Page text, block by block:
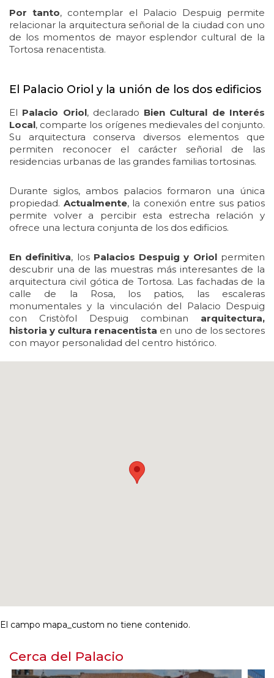
Por tanto, contemplar el Palacio Despuig permite
relacionar la arquitectura señorial de la ciudad con uno
de los momentos de mayor esplendor cultural de la
Tortosa renacentista.
El Palacio Oriol y la unión de los dos edificios
El Palacio Oriol, declarado Bien Cultural de Interés
Local, comparte los orígenes medievales del conjunto.
Su arquitectura conserva diversos elementos que
permiten reconocer el carácter señorial de las
residencias urbanas de las grandes familias tortosinas.
Durante siglos, ambos palacios formaron una única
propiedad. Actualmente, la conexión entre sus patios
permite volver a percibir esta estrecha relación y
ofrece una lectura conjunta de los dos edificios.
En definitiva, los Palacios Despuig y Oriolpermiten
descubrir una de las muestras más interesantes de la
arquitectura civil gótica de Tortosa. Las fachadas de la
calle de la Rosa, los patios, las escaleras
monumentales y la vinculación del Palacio Despuig
con Cristòfol Despuig combinan arquitectura,
historia y cultura renacentista en uno de los sectores
con mayor personalidad del centro histórico.
El campo mapa_custom no tiene contenido.
Cerca del Palacio